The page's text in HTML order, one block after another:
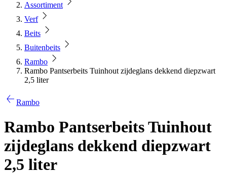
Assortiment
Verf
Beits
Buitenbeits
Rambo
Rambo Pantserbeits Tuinhout zijdeglans dekkend diepzwart
2,5 liter
Rambo
Rambo Pantserbeits Tuinhout
zijdeglans dekkend diepzwart
2,5 liter